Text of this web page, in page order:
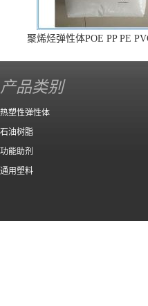
聚烯烃弹性体POE PP PE
产品类别
热塑性弹性体
石油树脂
功能助剂
通用塑料